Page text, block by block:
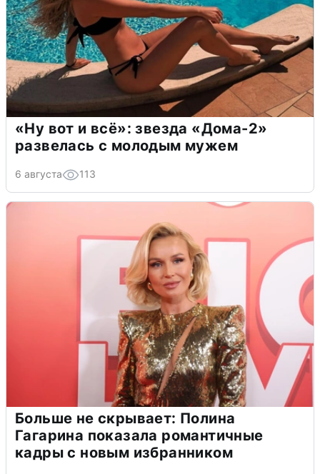
«Ну вот и всё»: звезда «Дома-2»
развелась с молодым мужем
6 августа 113
Больше не скрывает: Полина
Гагарина показала романтичные
кадры с новым избранником